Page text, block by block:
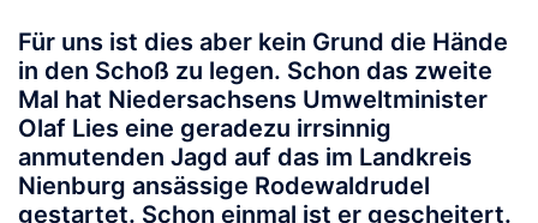
Für uns ist dies aber kein Grund die Hände
in den Schoß zu legen. Schon das zweite
Mal hat Niedersachsens Umweltminister
Olaf Lies eine geradezu irrsinnig
anmutenden Jagd auf das im Landkreis
Nienburg ansässige Rodewaldrudel
gestartet. Schon einmal ist er gescheitert.